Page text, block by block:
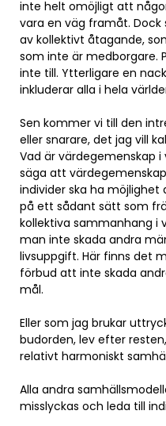
inte helt omöjligt att
vara en väg framåt.
av kollektivt åtagande,
som inte är medborgare.
inte till. Ytterligare en
inkluderar alla i hela
Sen kommer vi till den
eller snarare, det jag vill
Vad är värdegemenskap i
säga att
individer ska ha
på ett sådant sätt som
kollektiva sammanhang i
man inte skada andra
livsuppgift. Här finns det
förbud att inte skada
mål.
Eller som jag brukar
budorden, lev efter
relativt harmoniskt
Alla andra
misslyckas och leda till